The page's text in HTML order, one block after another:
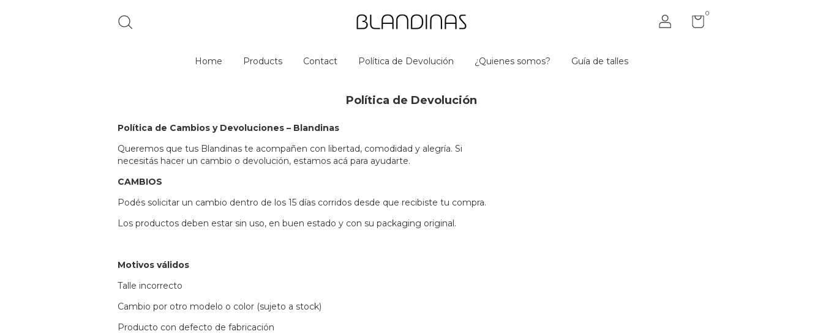
0
Home Products Contact Política de Devolución ¿Quienes somos? Guía de talles
Política de Devolución
Política de Cambios y Devoluciones – Blandinas
Queremos que tus Blandinas te acompañen con libertad, comodidad y alegría. Si
necesitás hacer un cambio o devolución, estamos acá para ayudarte.
CAMBIOS
Podés solicitar un cambio dentro de los 15 días corridos desde que recibiste tu compra.
Los productos deben estar sin uso, en buen estado y con su packaging original.
Motivos válidos
Talle incorrecto
Cambio por otro modelo o color (sujeto a stock)
Producto con defecto de fabricación